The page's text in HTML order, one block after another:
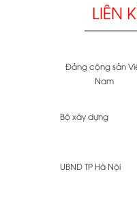
LIÊN
Đảng cộng sản
Nam
Bộ xây dựng
UBND TP Hà Nội